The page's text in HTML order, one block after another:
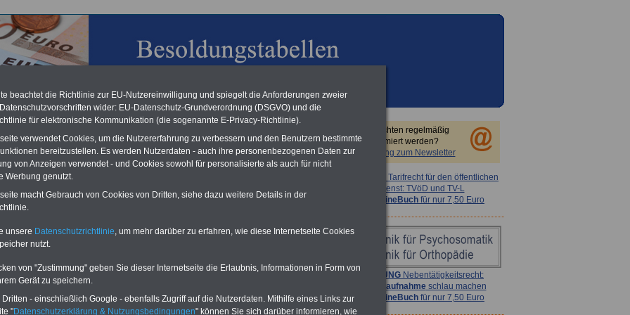
für Beamte & Ruhestandsbeamte (geringe Alimentation)
hat die Berliner Landesbesoldung für verfassungs-
(Berlin muss bisMärz 2027 eine Neuregelung der Besoldung
Auch beim Bund (Beamte & Ruhestandsbeamte) gibt es teilweise
(Medienberichten zufolge liegt diese für
mind. 3.000 und 13.000 Euro, Der INFO-SERVICE gibt hierzu eine
heraus, die unmittelbar nach dem Beschluss des Gesetzentwurfs der
vorgelegt wird (wahrscheinlich im Quartal.2026 >>>
Holstein: Besoldungsgesetz Schleswig-Holstein
§ 55 Zulage für Professorinnen und Professoren mit
Sie möchten regelmäßig
informiert werden?
Anmeldung zum Newsletter
Tarifrecht für den öffentlichen
Dienst: TVöD und TV-L
OnlineBuch für nur 7,50 Euro
ACHTUNG Nebentätigkeitsrecht:
vor Jobaufnahmeschlau machen
OnlineBuch für nur 7,50 Euro
beachtet die Richtlinie zur EU-Nutzereinwilligung und spiegelt die Anforderungen zweier
wider: EU-Datenschutz-Grundverordnung (DSGVO) und die
für elektronische Kommunikation (die sogenannte E-Privacy-Richtlinie).
verwendet Cookies, um die Nutzererfahrung zu verbessern und den Benutzern bestimmte
bereitzustellen. Es werden Nutzerdaten - auch ihre personenbezogenen Daten zur
von Anzeigen verwendet - und Cookies sowohl für personalisierte als auch für nicht
Werbung genutzt.
macht Gebrauch von Cookies von Dritten, siehe dazu weitere Details in der
unsere Datenschutzrichtlinie, um mehr darüber zu erfahren, wie diese Internetseite Cookies
nutzt.
von "Zustimmung" geben Sie dieser Internetseite die Erlaubnis, Informationen in Form von
Gerät zu speichern.
- einschließlich Google - ebenfalls Zugriff auf die Nutzerdaten. Mithilfe eines Links zur
"Datenschutzerklärung & Nutzungsbedingungen" können Sie sich darüber informieren, wie